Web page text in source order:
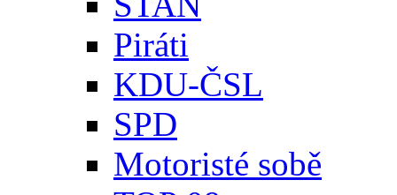
Piráti
KDU-ČSL
SPD
Motoristé sobě